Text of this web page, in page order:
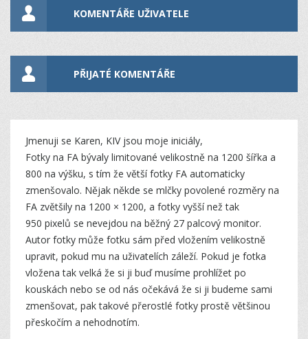
KOMENTÁŘE UŽIVATELE
PŘIJATÉ KOMENTÁŘE
Jmenuji se Karen, KIV jsou moje iniciály,
Fotky na FA bývaly limitované velikostně na 1200 šířka a
800 na výšku, s tím že větší fotky FA automaticky
zmenšovalo. Nějak někde se mlčky povolené rozměry na
FA zvětšily na 1200 × 1200, a fotky vyšší než tak
950 pixelů se nevejdou na běžný 27 palcový monitor.
Autor fotky může fotku sám před vložením velikostně
upravit, pokud mu na uživatelích záleží. Pokud je fotka
vložena tak velká že si ji buď musíme prohlížet po
kouskách nebo se od nás očekává že si ji budeme sami
zmenšovat, pak takové přerostlé fotky prostě většinou
přeskočím a nehodnotím.